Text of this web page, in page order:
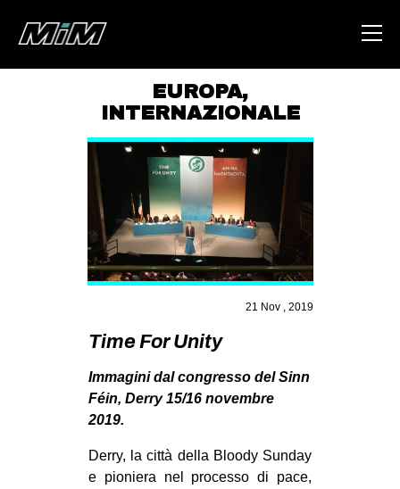
HOME
ABOUT
AREA
DEGENERAZIONE
GAZA FREESTYLE
CSOA LAMBRETTA
STUDENTI TSUNAMI
ZAM
SPAZI
EUROPA,
INTERNAZIONALE
21 Nov , 2019
Time For Unity
Immagini dal congresso del Sinn
Féin, Derry 15/16 novembre
2019.
Derry, la città della Bloody Sunday
e pioniera nel processo di pace,